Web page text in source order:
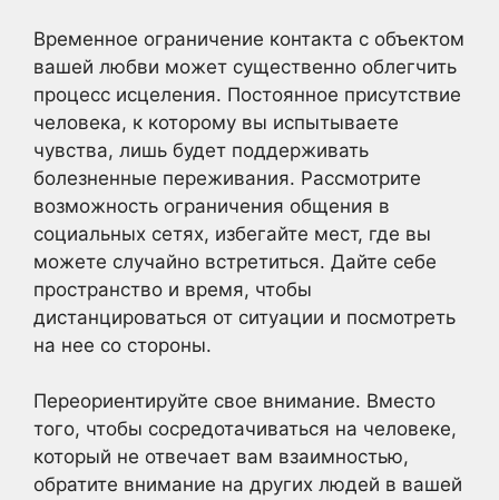
Временное ограничение контакта с объектом
вашей любви может существенно облегчить
процесс исцеления. Постоянное присутствие
человека, к которому вы испытываете
чувства, лишь будет поддерживать
болезненные переживания. Рассмотрите
возможность ограничения общения в
социальных сетях, избегайте мест, где вы
можете случайно встретиться. Дайте себе
пространство и время, чтобы
дистанцироваться от ситуации и посмотреть
на нее со стороны.
Переориентируйте свое внимание. Вместо
того, чтобы сосредотачиваться на человеке,
который не отвечает вам взаимностью,
обратите внимание на других людей в вашей